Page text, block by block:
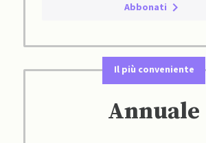
Abbonati
Il più conveniente
Annuale